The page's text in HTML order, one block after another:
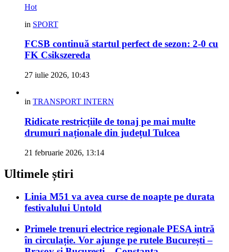
Hot
in SPORT
FCSB continuă startul perfect de sezon: 2-0 cu
FK Csikszereda
27 iulie 2026, 10:43
in TRANSPORT INTERN
Ridicate restricțiile de tonaj pe mai multe
drumuri naționale din județul Tulcea
21 februarie 2026, 13:14
Ultimele știri
Linia M51 va avea curse de noapte pe durata
festivalului Untold
Primele trenuri electrice regionale PESA intră
în circulație. Vor ajunge pe rutele București –